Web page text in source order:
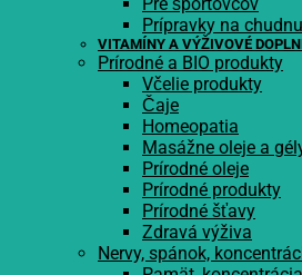
Prípravky na
VITAMÍNY A VÝŽIVOVÉ
Prírodné a BIO produkty
Včelie produkty
Čaje
Homeopatia
Masážne oleje a
Prírodné oleje
Prírodné produkty
Prírodné šťavy
Zdravá výživa
Nervy, spánok,